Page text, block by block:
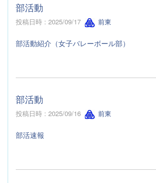
部活動
投稿日時 : 2025/09/17 前東
部活動紹介（女子バレーボール部）
部活動
投稿日時 : 2025/09/16 前東
部活速報